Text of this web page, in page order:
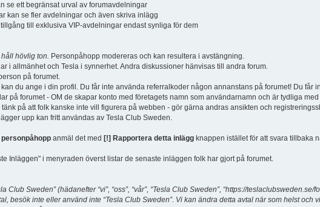
se ett begränsat urval av forumavdelningar
kan se fler avdelningar och även skriva inlägg
till exklusiva VIP-avdelningar endast synliga för dem
håll hövlig ton. Personpåhopp modereras och kan resultera i avstängning.
i allmänhet och Tesla i synnerhet. Andra diskussioner hänvisas till andra forum.
på forumet.
du ange i din profil. Du får inte använda referralkoder någon annanstans på forumet! Du får
på forumet - OM de skapar konto med företagets namn som användarnamn och är tydliga
på att folk kanske inte vill figurera på webben - gör gärna andras ansikten och
upp kan fritt användas av Tesla Club Sweden.
anmäl det med [!] Rapportera detta inlägg knappen istället för att svara tillbaka
Inläggen" i menyraden överst listar de senaste inläggen folk har gjort på forumet.
Club Sweden” (hädanefter “vi”, “oss”, “vår”, “Tesla Club Sweden”, “https://
besök inte eller använd inte “Tesla Club Sweden”. Vi kan ändra detta avtal när som helst